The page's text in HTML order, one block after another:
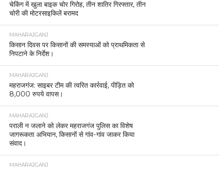
चेकिंग में खुला बाइक चोर गिरोह, तीन शातिर गिरफ्तार, तीन
चोरी की मोटरसाइकिलें बरामद
MAHARAJGANJ
किसान दिवस पर किसानों की समस्याओं को प्राथमिकता से
निपटाने के निर्देश।
MAHARAJGANJ
महराजगंज: साइबर टीम की त्वरित कार्रवाई, पीड़ित को
8,000 रुपये वापस।
MAHARAJGANJ
पराली न जलाने को लेकर महराजगंज पुलिस का विशेष
जागरूकता अभियान, किसानों से गांव-गांव जाकर किया
संवाद।
MAHARAJGANJ